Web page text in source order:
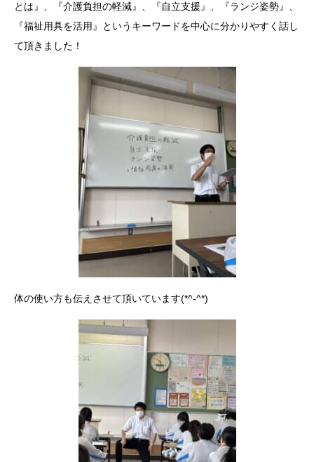
とは』、『介護負担の軽減』、『自立支援』、『ランジ姿勢』、
『福祉用具を活用』というキーワードを中心に分かりやすく話し
て頂きました！
体の使い方も伝えさせて頂いています(*^-^*)